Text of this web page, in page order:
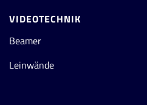
VIDEOTECHNIK
Beamer
Leinwände